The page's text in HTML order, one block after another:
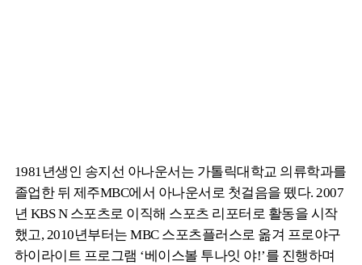
1981년생인 송지선 아나운서는 가톨릭대학교 의류학과를
졸업한 뒤 제주MBC에서 아나운서로 첫걸음을 뗐다. 2007
년 KBS N 스포츠로 이직해 스포츠 리포터로 활동을 시작
했고, 2010년부터는 MBC 스포츠플러스로 옮겨 프로야구
하이라이트 프로그램 ‘베이스볼 투나잇 야!’를 진행하며